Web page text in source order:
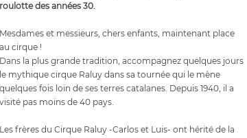
roulotte des années 30.
Mesdames et messieurs, chers enfants, maintenant place
au cirque !
Dans la plus grande tradition, accompagnez quelques jours
le mythique cirque Raluy dans sa tournée qui le mène
quelques fois loin de ses terres catalanes. Depuis 1940, il a
visité pas moins de 40 pays.
Les frères du Cirque Raluy -Carlos et Luis- ont hérité de la